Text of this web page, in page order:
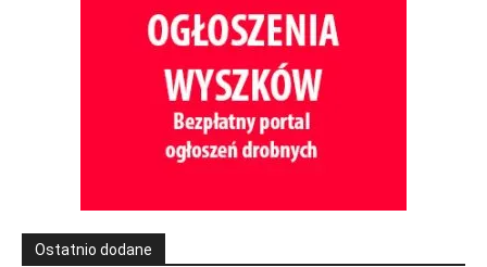
Ostatnio dodane